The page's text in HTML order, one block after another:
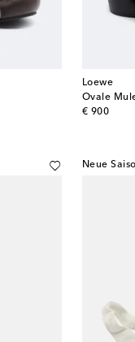
Loewe
Ovale
€ 900
original
Neue